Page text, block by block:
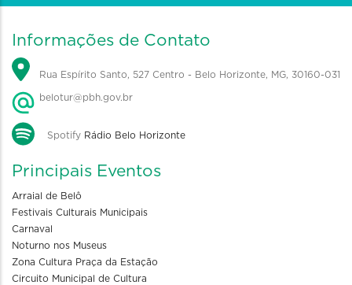
Informações de Contato
Rua Espírito Santo, 527 Centro - Belo Horizonte, MG, 30160-031
belotur@pbh.gov.br
Spotify Rádio Belo Horizonte
Principais Eventos
Arraial de Belô
Festivais Culturais Municipais
Carnaval
Noturno nos Museus
Zona Cultura Praça da Estação
Circuito Municipal de Cultura